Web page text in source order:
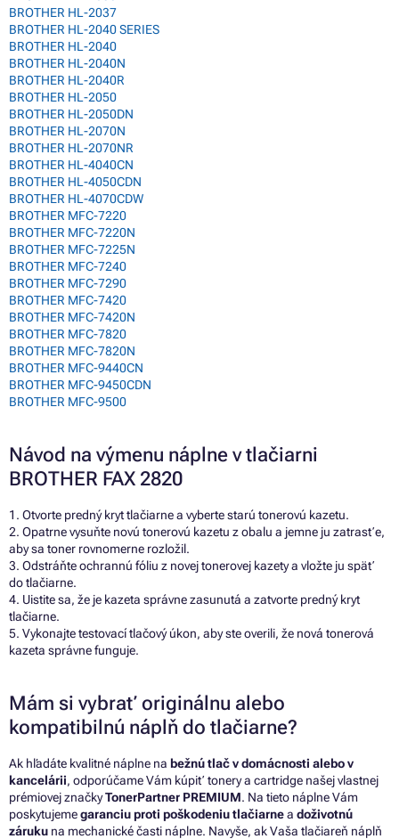
BROTHER HL-2037
BROTHER HL-2040 SERIES
BROTHER HL-2040
BROTHER HL-2040N
BROTHER HL-2040R
BROTHER HL-2050
BROTHER HL-2050DN
BROTHER HL-2070N
BROTHER HL-2070NR
BROTHER HL-4040CN
BROTHER HL-4050CDN
BROTHER HL-4070CDW
BROTHER MFC-7220
BROTHER MFC-7220N
BROTHER MFC-7225N
BROTHER MFC-7240
BROTHER MFC-7290
BROTHER MFC-7420
BROTHER MFC-7420N
BROTHER MFC-7820
BROTHER MFC-7820N
BROTHER MFC-9440CN
BROTHER MFC-9450CDN
BROTHER MFC-9500
Návod na výmenu náplne v tlačiarni
BROTHER FAX 2820
1. Otvorte predný kryt tlačiarne a vyberte starú tonerovú kazetu.
2. Opatrne vysuňte novú tonerovú kazetu z obalu a jemne ju zatrasťe,
aby sa toner rovnomerne rozložil.
3. Odstráňte ochrannú fóliu z novej tonerovej kazety a vložte ju späť
do tlačiarne.
4. Uistite sa, že je kazeta správne zasunutá a zatvorte predný kryt
tlačiarne.
5. Vykonajte testovací tlačový úkon, aby ste overili, že nová tonerová
kazeta správne funguje.
Mám si vybrať originálnu alebo
kompatibilnú náplň do tlačiarne?
Ak hľadáte kvalitné náplne na bežnú tlač v domácnosti alebo v
kancelárii, odporúčame Vám kúpiť tonery a cartridge našej vlastnej
prémiovej značkyTonerPartner PREMIUM. Na tieto náplne Vám
poskytujemegaranciu proti poškodeniu tlačiarnea doživotnú
záruku na mechanické časti náplne. Navyše, ak Vaša tlačiareň náplň